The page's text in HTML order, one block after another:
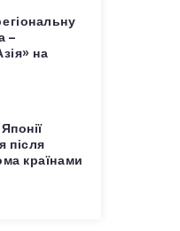
–
на
після
країнами